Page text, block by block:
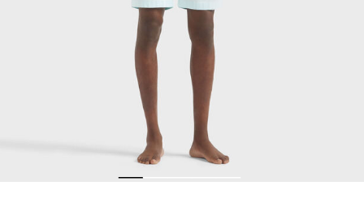
Abbigliamento
Pullover e Cardigan